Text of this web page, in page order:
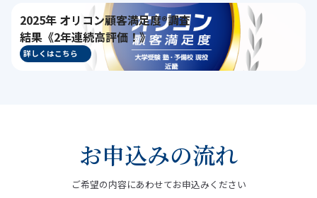
2025年 オリコン顧客満足度®調査
結果《2年連続高評価！》
詳しくはこちら
お申込みの流れ
ご希望の内容にあわせてお申込みください